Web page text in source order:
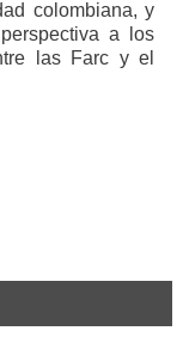
colombiana, y
a los
las Farc y el